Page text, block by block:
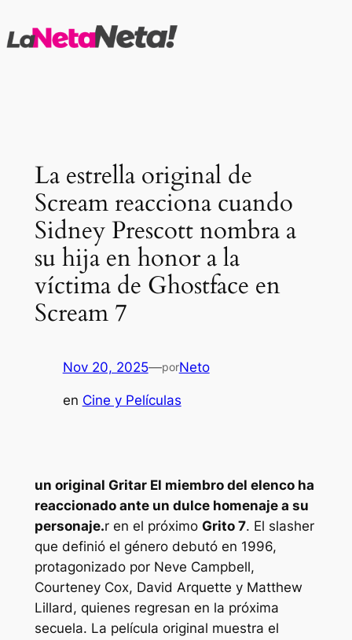
al
La estrella original de
Scream reacciona cuando
Sidney Prescott nombra a
su hija en honor a la
víctima de Ghostface en
Scream 7
Nov 20, 2025—porNeto
en Cine y Películas
un original GritarEl miembro del elenco ha
reaccionado ante un dulce homenaje a su
personaje.r en el próximo Grito 7. El slasher
que definió el género debutó en 1996,
protagonizado por Neve Campbell,
Courteney Cox, David Arquette y Matthew
Lillard, quienes regresan en la próxima
secuela. La película original muestra el